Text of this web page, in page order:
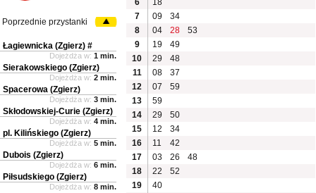
6
18
7
09
34
8
04 28
53
9
19
49
10
29
48
11
08
37
12
07
59
13
59
14
29
50
15
12
34
16
11
42
17
03 26
48
18
22
52
19
40
Poprzednie przystanki
Łagiewnicka (Zgierz) #
Dojeżdża w: 1 min.
Sierakowskiego (Zgierz)
Dojeżdża w: 2 min.
Spacerowa (Zgierz)
Dojeżdża w: 3 min.
Skłodowskiej-Curie (Zgierz)
Dojeżdża w: 4 min.
pl. Kilińskiego (Zgierz)
Dojeżdża w: 5 min.
Dubois (Zgierz)
Dojeżdża w: 6 min.
Piłsudskiego (Zgierz)
Dojeżdża w: 8 min.